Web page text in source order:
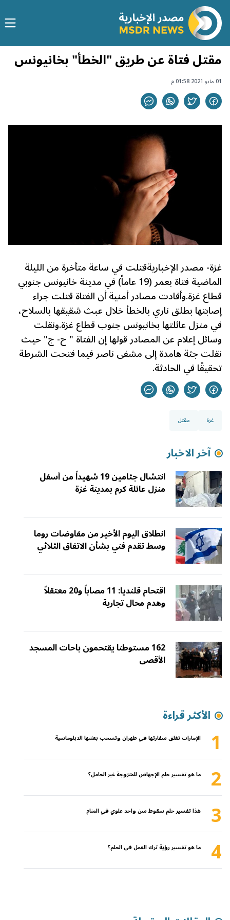
مقتل فتاة عن طريق "الخطأ" بخانيونس
01 مايو 2021 01:58 م
غزة- مصدر الإخباريةقتلت في ساعة متأخرة من الليلة
الماضية فتاة بعمر (19 عاماً) في مدينة خانيونس جنوبي
قطاع غزة.وأفادت مصادر أمنية أن الفتاة قتلت جراء
إصابتها بطلق ناري بالخطأ خلال عبث شقيقها بالسلاح،
في منزل عائلتها بخانيونس جنوب قطاع غزة.ونقلت
وسائل إعلام عن المصادر قولها إن الفتاة " ح- ج" حيث
نقلت جثة هامدة إلىمشفى ناصرفيما فتحت الشرطة
تحقيقًا في الحادثة.
غزة مقتل
آخر الاخبار
انتشال جثامين 19 شهيداً من أسفل
منزل عائلة كرم بمدينة غزة
انطلاق اليوم الأخير من مفاوضات روما
وسط تقدم فني بشأن الاتفاق الثلاثي
اقتحام قلنديا: 11 مصاباً و20 معتقلاً
وهدم محال تجارية
162 مستوطنا يقتحمون باحات المسجد
الأقصى
الأكثر قراءة
1 الإمارات تغلق سفارتها في طهران وتسحب بعثتها الدبلوماسية
2 ما هو تفسير حلم الإجهاض للمتزوجة غير الحامل؟
3 هذا تفسير حلم سقوط سن واحد علوي في المنام
4 ما هو تفسير رؤية ترك العمل في الحلم؟